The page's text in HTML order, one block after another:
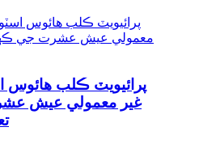
پرائيويٽ ڪلب هائوس
غير معمولي عيش